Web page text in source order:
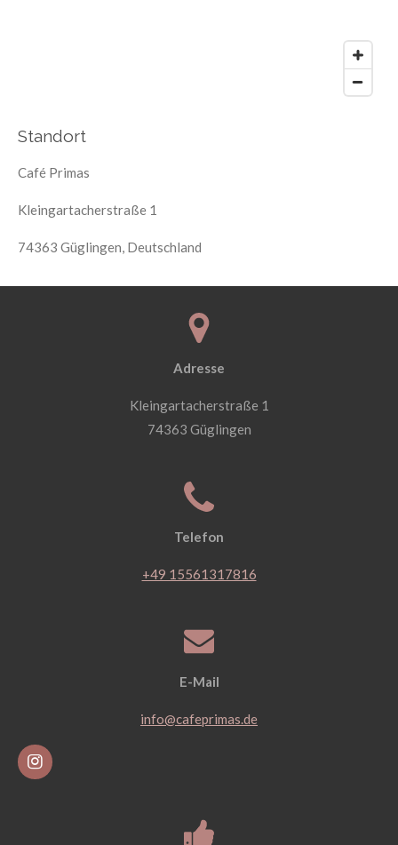
Standort
Café Primas
Kleingartacherstraße 1
74363 Güglingen, Deutschland
Adresse
Kleingartacherstraße 1
74363 Güglingen
Telefon
+49 15561317816
E-Mail
info@cafeprimas.de
I
n